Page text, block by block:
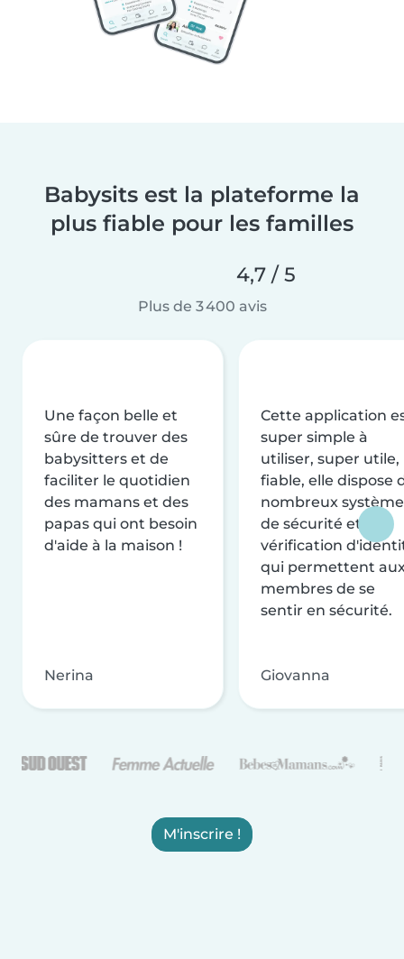
Babysits est la plateforme la
plus fiable pour les familles
4,7 / 5
Plus de 3 400 avis
Une façon belle et
sûre de trouver des
babysitters et de
faciliter le quotidien
des mamans et des
papas qui ont besoin
d'aide à la maison !
Nerina
Cette application
super simple à
utiliser, super utile,
fiable, elle dispose
nombreux
de sécurité et de
vérification
qui permettent
membres de se
sentir en sécurité.
Giovanna
M'inscrire !